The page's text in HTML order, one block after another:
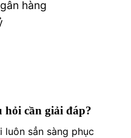
hàng
hỏi cần giải đáp?
luôn sẳn sàng phục